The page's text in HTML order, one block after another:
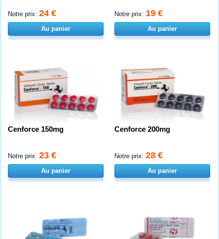
Notre prix: 24 €
Au panier
Notre prix: 19 €
Au panier
Cenforce 150mg
Notre prix: 23 €
Au panier
Cenforce 200mg
Notre prix: 28 €
Au panier